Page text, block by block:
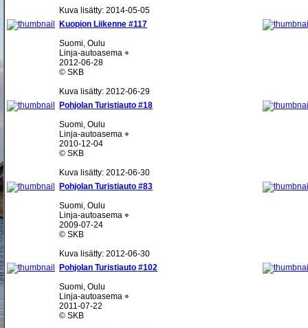
Kuva lisätty: 2014-05-05
Kuopion Liikenne #117
Suomi, Oulu
Linja-autoasema ⌖
2012-06-28
© SKB
Kuva lisätty: 2012-06-29
Pohjolan Turistiauto #18
Suomi, Oulu
Linja-autoasema ⌖
2010-12-04
© SKB
Kuva lisätty: 2012-06-30
Pohjolan Turistiauto #83
Suomi, Oulu
Linja-autoasema ⌖
2009-07-24
© SKB
Kuva lisätty: 2012-06-30
Pohjolan Turistiauto #102
Suomi, Oulu
Linja-autoasema ⌖
2011-07-22
© SKB